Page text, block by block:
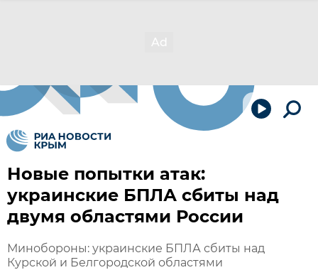
Новые попытки атак:
украинские БПЛА сбиты над
двумя областями России
Минобороны: украинские БПЛА сбиты над
Курской и Белгородской областями